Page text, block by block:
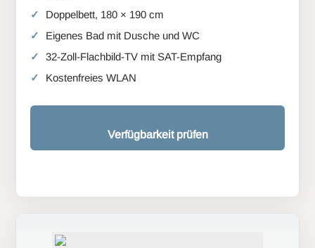
Doppelbett, 180 × 190 cm
Eigenes Bad mit Dusche und WC
32-Zoll-Flachbild-TV mit SAT-Empfang
Kostenfreies WLAN
Verfügbarkeit prüfen